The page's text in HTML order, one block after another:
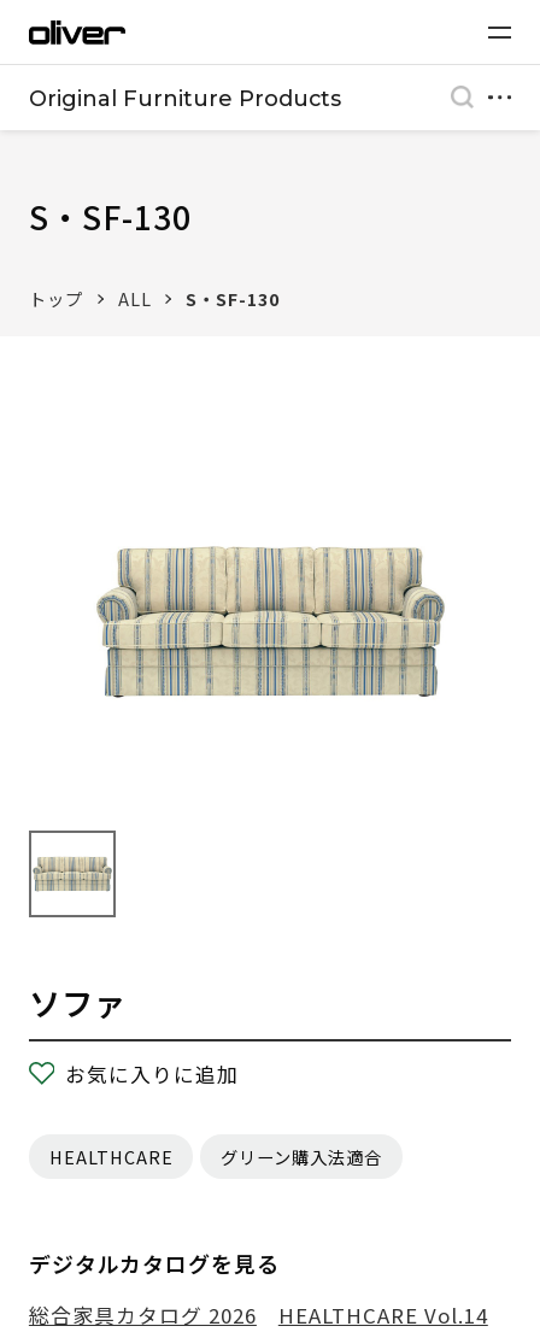
Original Furniture Products
S・SF-130
トップ ALL S・SF-130
ソファ
お気に入りに追加
HEALTHCARE グリーン購入法適合
デジタルカタログを見る
総合家具カタログ 2026 HEALTHCARE Vol.14